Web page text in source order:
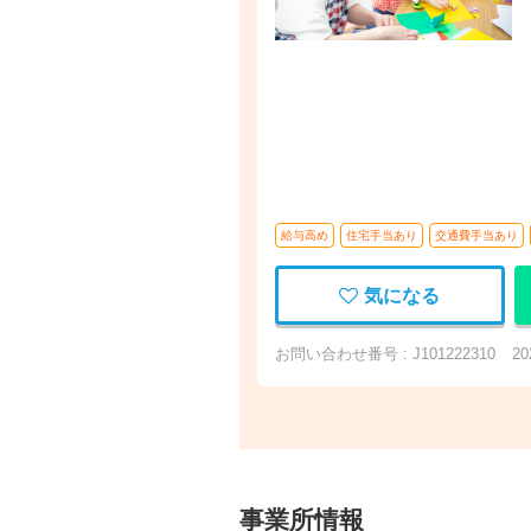
給与高め 住宅手当あり 交通費手当あり
気になる
お問い合わせ番号 : J101222310
事業所情報